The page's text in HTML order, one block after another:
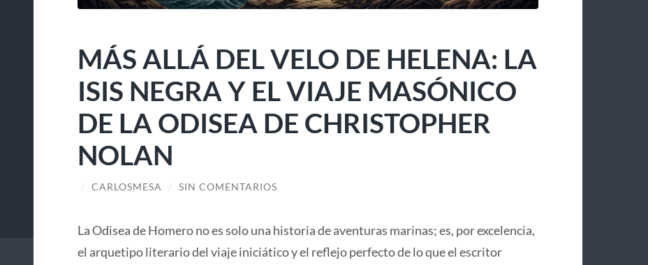
MÁS ALLÁ DEL VELO DE HELENA: LA
ISIS NEGRA Y EL VIAJE MASÓNICO
DE LA ODISEA DE CHRISTOPHER
NOLAN
/ CARLOSMESA / SIN COMENTARIOS
La Odisea de Homero no es solo una historia de aventuras marinas; es, por excelencia,
el arquetipo literario del viaje iniciático y el reflejo perfecto de lo que el escritor